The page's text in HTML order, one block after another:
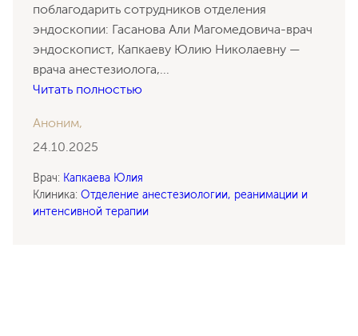
поблагодарить сотрудников отделения
эндоскопии: Гасанова Али Магомедовича-врач
эндоскопист, Капкаеву Юлию Николаевну —
врача анестезиолога,...
Читать полностью
Аноним,
24.10.2025
Врач: Капкаева Юлия
Клиника: Отделение анестезиологии, реанимации и
интенсивной терапии